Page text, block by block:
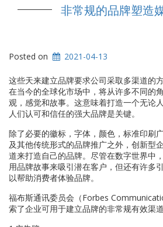
非常规的品牌塑造
Posted on 2021-04-13
这些天来建立品牌要求公司采取多渠道的
在当今的全球化市场中，将从许多不同的
观，感觉和故事。这意味着打造一个无论
人们认可和信任的强大品牌是关键。
除了必要的徽标，字体，颜色，标准印刷
及其他传统形式的品牌推广之外，创新型
道来打造自己的品牌。尽管在数字世界中
用品牌故事来吸引潜在客户，但还有许多
以帮助消费者体验品牌。
福布斯通讯委员会（Forbes
索了企业可用于建立品牌的非常规有效渠道